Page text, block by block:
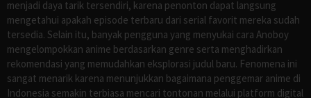
menjadi daya tarik tersendiri, karena penonton dapat langsung
mengetahui apakah episode terbaru dari serial favorit mereka sudah
tersedia. Selain itu, banyak pengguna yang menyukai cara Anoboy
mengelompokkan anime berdasarkan genre serta menghadirkan
rekomendasi yang memudahkan eksplorasi judul baru. Fenomena ini
sangat menarik karena menunjukkan bagaimana penggemar anime di
Indonesia semakin terbiasa mencari tontonan melalui platform digital